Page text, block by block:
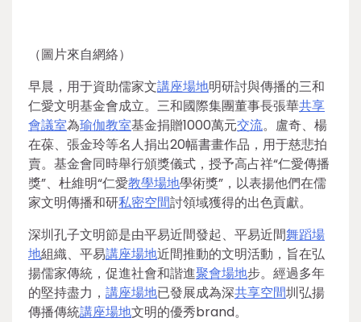
（圖片來自網絡）
早晨，用于資助儒家文講座場地明研討與傳播的三和
仁愛文明基金會成立。三和國際集團董事長張華共享
會議室為瑜伽教室基金捐贈1000萬元交流。盧奇、楊
在葆、張金玲等名人捐出20幅書畫作品，用于慈悲拍
賣。基金會同時舉行頒獎儀式，授予高占祥“仁愛傳播
獎”、杜維明“仁愛教學場地學術獎”，以表揚他們在儒
家文明傳播和研私密空間討領域獲得的出色貢獻。
深圳孔子文明節是由平易近間發起、平易近間舞蹈場
地組織、平易講座場地近間推動的文明活動，旨在弘
揚儒家傳統，促進社會和諧進聚會場地步。經過多年
的堅持盡力， 講座場地已發展成為深共享空間圳弘揚
傳播傳統講座場地文明的優秀brand。